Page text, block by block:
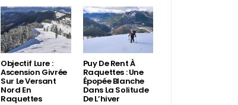
Objectif Lure :
Ascension Givrée
Sur Le Versant
Nord En
Raquettes
Puy De Rent À
Raquettes : Une
Épopée Blanche
Dans La Solitude
De L’hiver